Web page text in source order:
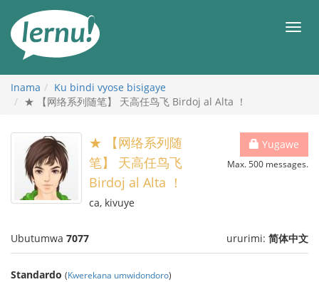
rupapuro
rw'ibirimwo
Inama
Ku bindi vyose bisigaye
★ 【网络系列随笔】 天高任鸟飞 Birdoj al Alta ！
Yugawe
Max. 500 messages.
★ 【网络系列随
笔】 天高任鸟飞
Birdoj al Alta ！
ca, kivuye
Ubutumwa 7077 ururimi: 简体中文
Standardo (Kwerekana umwidondoro)